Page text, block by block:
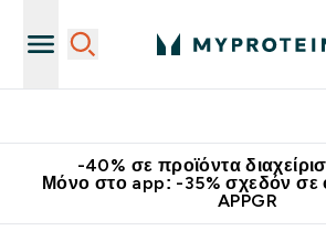
-40% σε προϊόντα
Μόνο στο app: -35% σχεδόν σε
APPGR